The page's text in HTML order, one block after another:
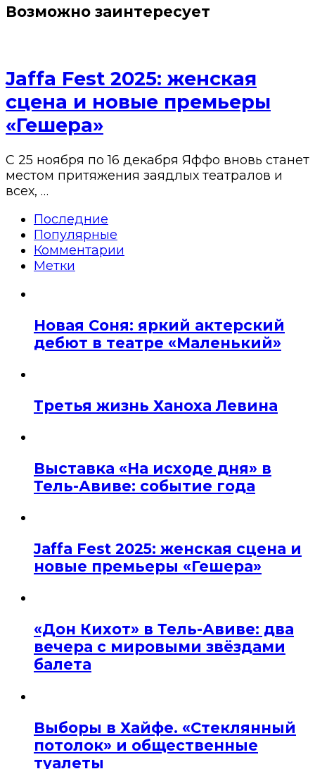
Возможно заинтересует
Jaffa Fest 2025: женская
сцена и новые премьеры
«Гешера»
С 25 ноября по 16 декабря Яффо вновь станет
местом притяжения заядлых театралов и
всех, …
Последние
Популярные
Комментарии
Метки
Новая Соня: яркий актерский
дебют в театре «Маленький»
Третья жизнь Ханоха Левина
Выставка «На исходе дня» в
Тель-Авиве: событие года
Jaffa Fest 2025: женская сцена и
новые премьеры «Гешера»
«Дон Кихот» в Тель-Авиве: два
вечера с мировыми звёздами
балета
Выборы в Хайфе. «Стеклянный
потолок» и общественные
туалеты